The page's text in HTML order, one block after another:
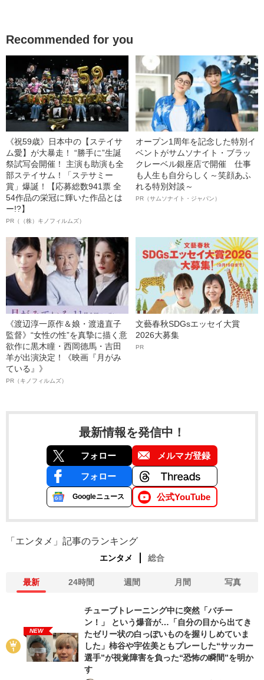
Recommended for you
《祝59歳》日本中の【ステイサ
ム愛】が大暴走！ “勝手に”生誕
祭試写会開催！ 主演も助演も全
部ステイサム！「ステサミー
賞」爆誕！【応募総数941票 全
54作品の栄冠に輝いた作品とは
ー!?】
PR（（株）キノフィルムズ）
オープン1周年を記念した特別イ
ベントがサムソナイト・ブラッ
クレーベル銀座店で開催 仕事
も人生も自分らしく～笑顔あふ
れる特別対談～
PR（サムソナイト・ジャパン）
《渡辺淳一原作＆娘・渡邉直子
監督》“女性の性”を真摯に描く意
欲作に黒木瞳・西岡德馬・吉田
羊が出演決定！《映画『月がみ
ている』》
PR（キノフィルムズ）
文藝春秋SDGsエッセイ大賞
2026大募集
PR
最新情報を発信中！
フォロー メルマガ登録
フォロー
Googleニュース 公式YouTube
「エンタメ」記事のランキング
エンタメ 総合
最新 24時間 週間 月間 写真
NEW
チューブトレーニング中に突然「バチー
ン！」 という爆音が…「自分の目から出てき
たゼリー状の白っぽいものを握りしめていま
した」柿谷や宇佐美ともプレーした“サッカー
選手”が視覚障害を負った“恐怖の瞬間”を明か
す